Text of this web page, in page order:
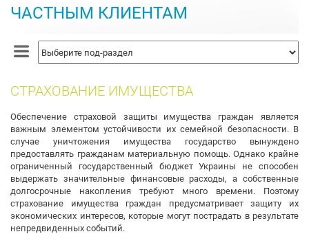
и
здоровья
Страхование
собак
ЧАСТНЫМ КЛИЕНТАМ
СТРАХОВАНИЕ ИМУЩЕСТВА
Обеспечение страховой защиты имущества граждан является
важным элементом устойчивости их семейной безопасности. В
случае уничтожения имущества государство вынуждено
предоставлять гражданам материальную помощь. Однако крайне
ограниченный государственный бюджет Украины не способен
выдержать значительные финансовые расходы, а собственные
долгосрочные накопления требуют много времени. Поэтому
страхование имущества граждан предусматривает защиту их
экономических интересов, которые могут пострадать в результате
непредвиденных событий.